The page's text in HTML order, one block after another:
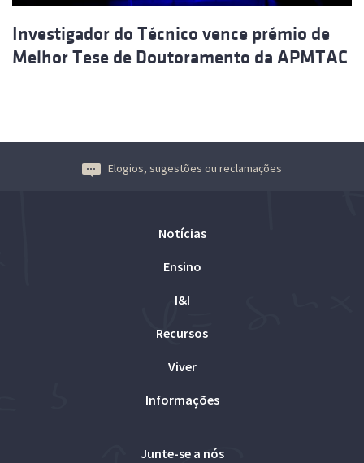
Investigador do Técnico vence prémio de
Melhor Tese de Doutoramento da APMTAC
Elogios, sugestões ou reclamações
Notícias
Ensino
I&I
Recursos
Viver
Informações
Junte-se a nós